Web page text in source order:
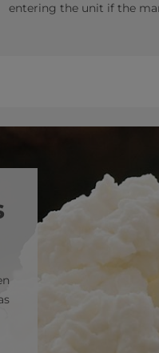
entering the unit if the